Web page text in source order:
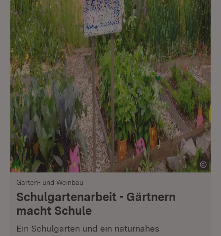
Garten- und Weinbau
Schulgartenarbeit - Gärtnern
macht Schule
Ein Schulgarten und ein naturnahes